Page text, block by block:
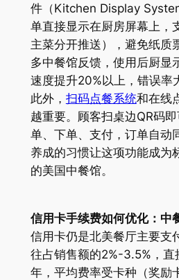
件（Kitchen Display
单直接显示在厨房屏幕上，
主菜分开推送），避免纸质
多中餐馆反馈，使用后厨显
速度提升20%以上，错误率
此外， 扫码点餐系统和在线
越重要。顾客扫桌边QR码
单、下单、支付，订单自动
养成的习惯让这项功能成为
的美国中餐馆。
信用卡手续费如何优化：中
信用卡仍是北美餐厅主要支
往占销售额的2%-3.5%，
年，平均费率受卡种（奖励